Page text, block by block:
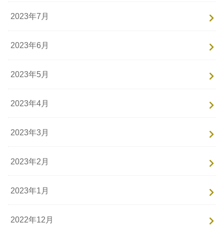
2023年7月
2023年6月
2023年5月
2023年4月
2023年3月
2023年2月
2023年1月
2022年12月